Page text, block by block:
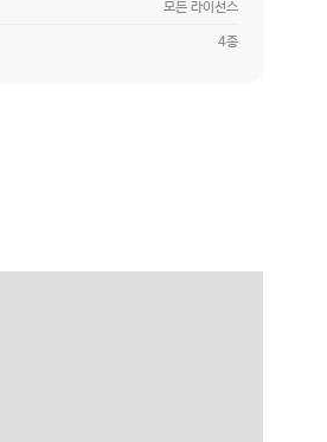
모든 라이선스
4종